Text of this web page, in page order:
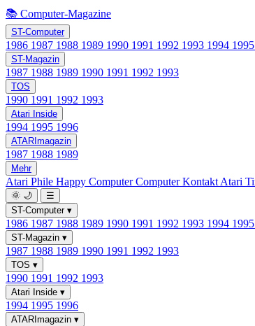
📚 Computer-Magazine
ST-Computer
1986 1987 1988 1989 1990 1991 1992 1993 1994 1995
ST-Magazin
1987 1988 1989 1990 1991 1992 1993
TOS
1990 1991 1992 1993
Atari Inside
1994 1995 1996
ATARImagazin
1987 1988 1989
Mehr
Atari Phile Happy ComputerComputer Kontakt Atari
🌞 🌙
☰
ST-Computer ▾
1986 1987 1988 1989 1990 1991 1992 1993 1994 1995
ST-Magazin ▾
1987 1988 1989 1990 1991 1992 1993
TOS ▾
1990 1991 1992 1993
Atari Inside ▾
1994 1995 1996
ATARImagazin ▾